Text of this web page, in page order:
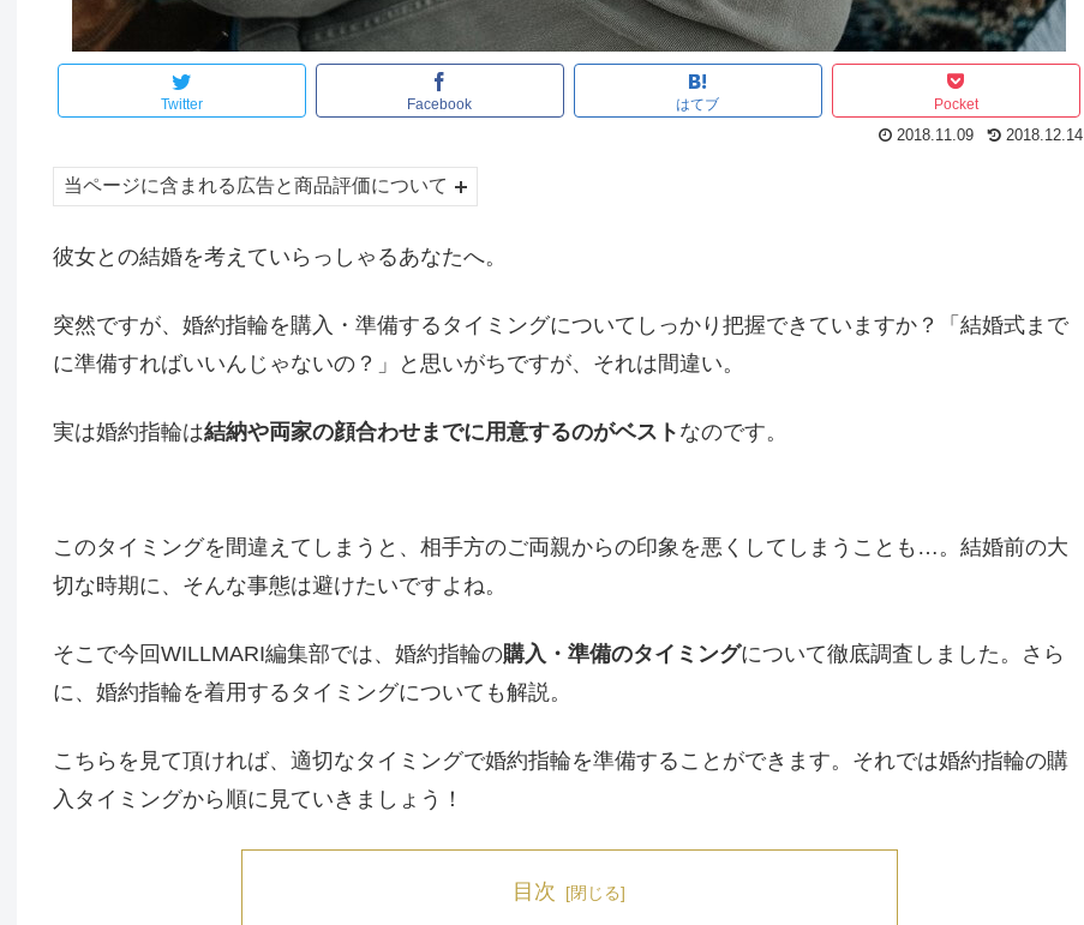
Twitter Facebook はてブ
Pocket
2018.12.14
2018.11.09
当ページに含まれる広告と商品評価について
彼女との結婚を考えていらっしゃるあなたへ。
突然ですが、婚約指輪を購入・準備するタイミングについてしっかり把握できていますか？「結婚式まで
に準備すればいいんじゃないの？」と思いがちですが、それは間違い。
実は婚約指輪は結納や両家の顔合わせまでに用意するのがベスト なのです。
このタイミングを間違えてしまうと、相手方のご両親からの印象を悪くしてしまうことも…。結婚前の大
切な時期に、そんな事態は避けたいですよね。
そこで今回WILLMARI編集部では、婚約指輪の購入・準備のタイミングについて徹底調査しました。さら
に、婚約指輪を着用するタイミングについても解説。
こちらを見て頂ければ、適切なタイミングで婚約指輪を準備することができます。それでは婚約指輪の購
入タイミングから順に見ていきましょう！
目次